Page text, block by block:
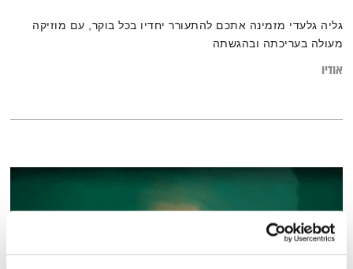
גליה גלעדי מזמינה אתכם להתעורר יחדיו בכל בוקר, עם מוזיקה
מעולה בעריכתה ובהגשתה
אודיו